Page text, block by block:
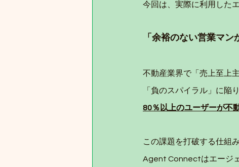
今回は、実際に利用した
「余裕のない営業マン
不動産業界で「売上至上
「負のスパイラル」に陥
80％以上のユーザーが不
この課題を打破する仕組
Agent Connectはエージ